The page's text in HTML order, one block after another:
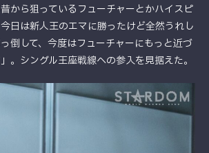
から狙っているフューチャーとかハイスピ
日は新人王のエマに勝ったけど全然うれし
倒して、今度はフューチャーにもっと近づ
。シングル王座戦線への参入を見据えた。